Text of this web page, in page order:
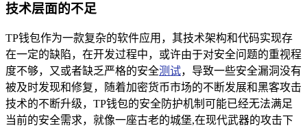
技术层面的不足
TP钱包作为一款复杂的软件应用，其技术架构和代码实现存
在一定的缺陷，在开发过程中，或许由于对安全问题的重视程
度不够，又或者缺乏严格的安全测试，导致一些安全漏洞没有
被及时发现和修复，随着加密货币市场的不断发展和黑客攻击
技术的不断升级，TP钱包的安全防护机制可能已经无法满足
当前的安全需求，就像一座古老的城堡,在现代武器的攻击下